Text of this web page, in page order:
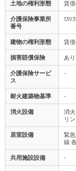
土地の権利形態 賃
介護保険事業所
番号
建物の権利形態 賃
損害賠償保険 あり
介護保険サービ
ス
-
耐火建築物基準 -
消火設備
消
リ
居室設備
緊
線:
共用施設設備 -